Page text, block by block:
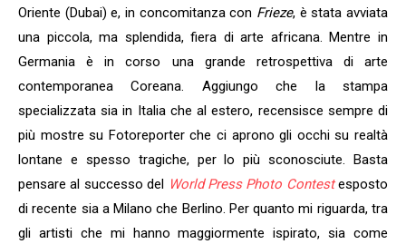
Oriente (Dubai) e, in concomitanza con Frieze, è stata avviata
una piccola, ma splendida, fiera di arte africana. Mentre in
Germania è in corso una grande retrospettiva di arte
contemporanea Coreana. Aggiungo che la stampa
specializzata sia in Italia che al estero, recensisce sempre di
più mostre su Fotoreporter che ci aprono gli occhi su realtà
lontane e spesso tragiche, per lo più sconosciute. Basta
pensare al successo del World Press Photo Contest esposto
di recente sia a Milano che Berlino. Per quanto mi riguarda, tra
gli artisti che mi hanno maggiormente ispirato, sia come